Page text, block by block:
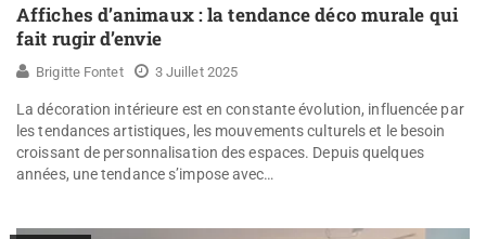
Affiches d’animaux : la tendance déco murale qui
fait rugir d’envie
Brigitte Fontet 3 Juillet 2025
La décoration intérieure est en constante évolution, influencée par
les tendances artistiques, les mouvements culturels et le besoin
croissant de personnalisation des espaces. Depuis quelques
années, une tendance s’impose avec…